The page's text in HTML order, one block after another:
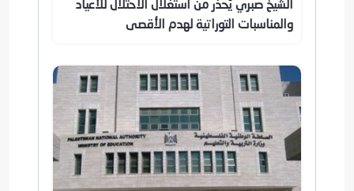
الشيخ صبري يُحذر من استغلال الاحتلال للأعياد
والمناسبات التوراتية لهدم الأقصى